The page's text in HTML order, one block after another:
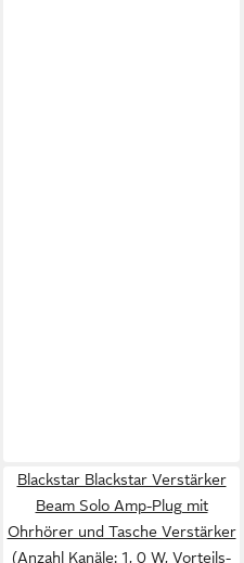
Blackstar Blackstar Verstärker
Beam Solo Amp-Plug mit
Ohrhörer und Tasche Verstärker
(Anzahl Kanäle: 1, 0 W, Vorteils-